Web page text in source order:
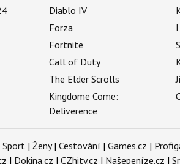
Diablo IV
Forza
Fortnite
Call of Duty
The Elder Scrolls
Kingdome Come:
Deliverence
Sport | Ženy| Cestování | Games.cz |
| Dokina.cz | CZhity.cz | Našepeníze.cz |